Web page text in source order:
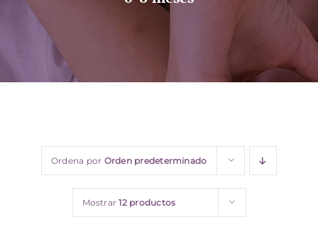
Sobre nosotros
Ordena por Orden predeterminado
Mostrar12 productos